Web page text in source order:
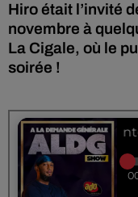
Hiro était l’invité
novembre à
La Cigale, où le
soirée !